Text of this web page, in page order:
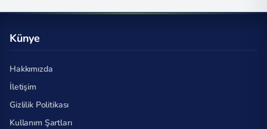
Künye
Hakkımızda
İletişim
Gizlilik Politikası
Kullanım Şartları